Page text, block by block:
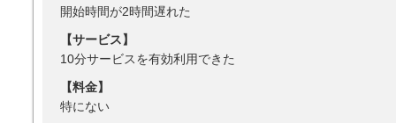
開始時間が2時間遅れた
【サービス】
10分サービスを有効利用できた
【料金】
特にない